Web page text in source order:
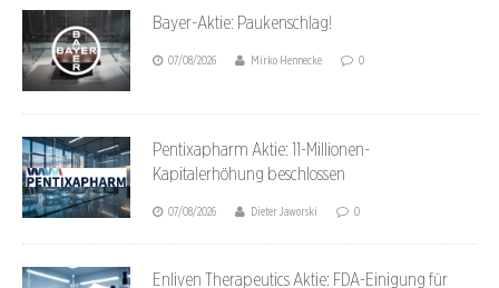
Bayer-Aktie: Paukenschlag!
07/08/2026 Mirko Hennecke 0
Pentixapharm Aktie: 11-Millionen-
Kapitalerhöhung beschlossen
07/08/2026 Dieter Jaworski 0
Enliven Therapeutics Aktie: FDA-Einigung für